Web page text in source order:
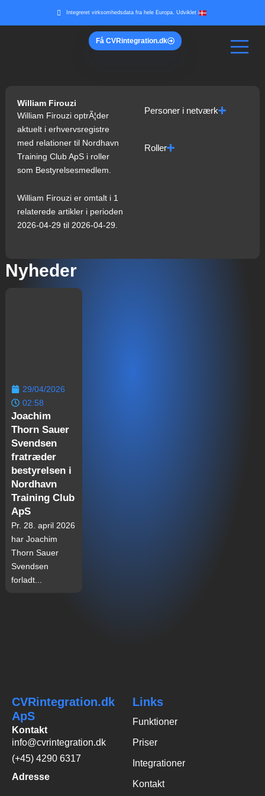
Integreret virksomhedsdata fra hele Europa. Udviklet i
Få CVRintegration.dk
William Firouzi
William Firouzi optrÃ¦der
aktuelt i erhvervsregistre
med relationer til Nordhavn
Training Club ApS i roller
som Bestyrelsesmedlem.
William Firouzi er omtalt i 1
relaterede artikler i perioden
2026-04-29 til 2026-04-29.
Personer i netværk
Roller
Nyheder
29/04/2026
02:58
Joachim
Thorn Sauer
Svendsen
fratræder
bestyrelsen i
Nordhavn
Training Club
ApS
Pr. 28. april 2026
har Joachim
Thorn Sauer
Svendsen
forladt...
CVRintegration.dk
ApS
Kontakt
info@cvrintegration.dk
(+45) 4290 6317
Adresse
Links
Funktioner
Priser
Integrationer
Kontakt